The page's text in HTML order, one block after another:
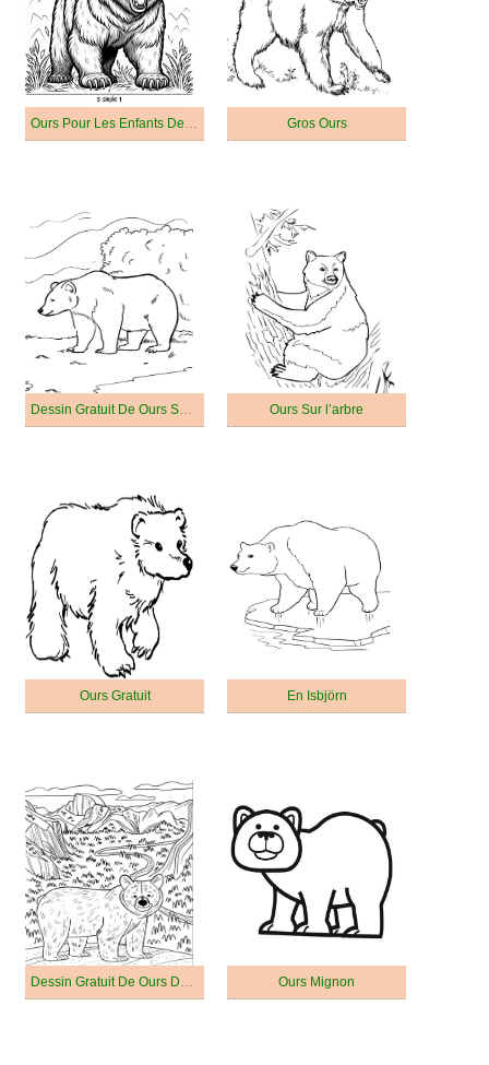
Gros Ours
Ours Sur l’arbre
Ours Gratuit En Isbjörn
Ours Mignon